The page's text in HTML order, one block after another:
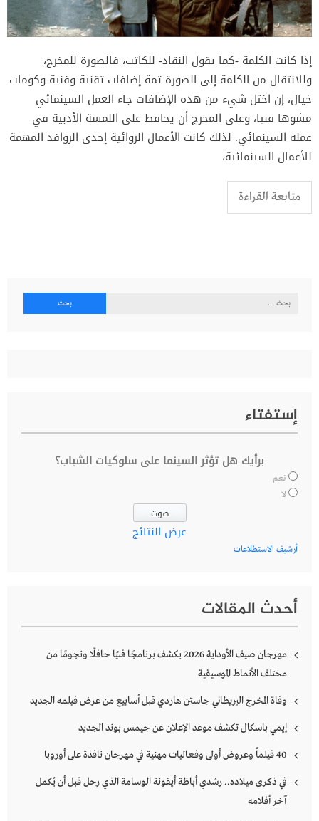
إذا كانت الكلمة -كما يقول النقاد- للكاتب، فالصورة للمخرج،
وللانتقال من الكلمة إلى الصورة ثمة إضافات تقنية وفنية وكومات
خيال، إن اختل شيء من هذه الإضافات جاء العمل السينمائي
مشوها فنيا، وعلى المخرج أن يحافظ على اللمسة الأدبية في
عمله السينمائي. لذلك كانت الأعمال الروائية إحدى الروافد المهمة
للأعمال السينمائية،
متابعة القراءة
البحث
إستفتاء
برأيك هل تؤثر السينما على سلوكيات الشباب؟
نعم
لا
عرض النتائج
أرشيف الاستطلاعات
أحدث المقالات
مهرجان صيف الأوداية 2026 يكشف برنامجًا فنيًا حافلًا ونجومًا من
مختلف الأنماط الموسيقية
وفاة المخرج البريطاني جاستن هاردي قبل أسابيع من عرض فيلمه الجديد
إيمي باسكال تكشف موعد الإعلان عن جيمس بوند الجديد
40 فيلماً وعروض أولى وفعاليات مهنية في مهرجان نافذة على أوروبا
في ذكرى ميلاده.. رشدي أباظة أيقونة الوسامة الذي رحل قبل أن يُكمل
آخر أفلامه